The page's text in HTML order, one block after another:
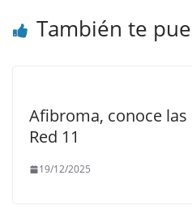
También te
Afibroma, conoce
Red 11
19/12/2025